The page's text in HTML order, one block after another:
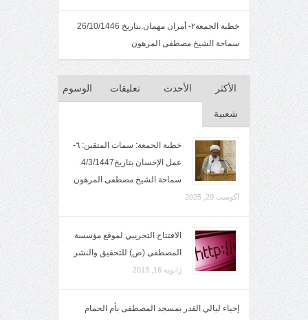
خطبة الجمعة٢- أمران مهمان.بتاريخ 26/10/1446
سماحة الشيخ مصطفى المرهون
الأكثر
شعبية
الأحدث تعليقات الوسوم
خطبة الجمعة: سمات المتقين: ٦-
عمل الإحسان بتاريخ4/3/1447.
سماحة الشيخ مصطفى المرهون
آگوست 29, 2025
الافتتاح التجريبي لموقع مؤسسة
المصطفى (ص) للتحقيق والنشر
ژانویه 16, 2013
إحياء ليالي القدر بمسجد المصطفى بأم الحمام